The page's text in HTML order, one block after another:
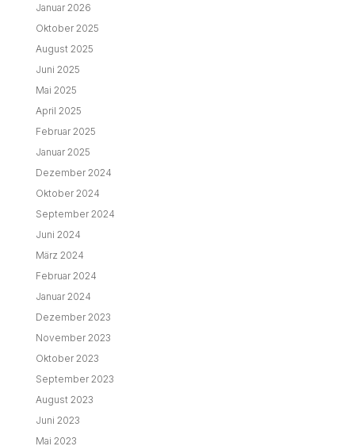
Januar 2026
Oktober 2025
August 2025
Juni 2025
Mai 2025
April 2025
Februar 2025
Januar 2025
Dezember 2024
Oktober 2024
September 2024
Juni 2024
März 2024
Februar 2024
Januar 2024
Dezember 2023
November 2023
Oktober 2023
September 2023
August 2023
Juni 2023
Mai 2023